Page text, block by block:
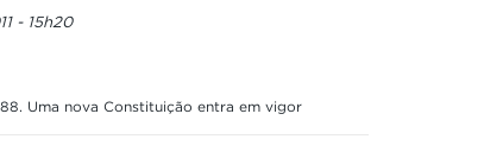
- 15h20
Uma nova Constituição entra em vigor